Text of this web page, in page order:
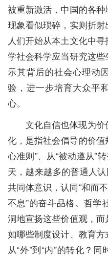
被重新激活，中国的各
现象看似琐碎，实则折
人们开始从本土文化中
学社会科学应当研究这
示其背后的社会心理动
验，进一步培育大众平
心。
文化自信也体现为
化，是指社会倡导的价值
心准则”、从“被动遵从”
天，越来越多的普通人
共同体意识，认同“和而
不息”的奋斗品格。哲学
洞地宣扬这些价值观，而
如哪些制度设计、教育
从“外”到“内”的转化？